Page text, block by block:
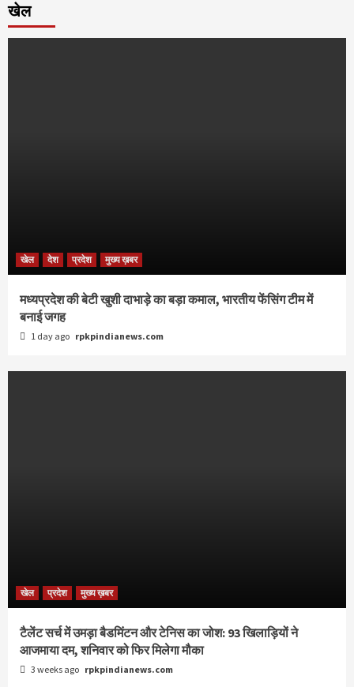
खेल
खेल देश प्रदेश मुख्य ख़बर
मध्यप्रदेश की बेटी खुशी दाभाड़े का बड़ा कमाल, भारतीय फेंसिंग टीम में
बनाई जगह
1 day ago rpkpindianews.com
खेल प्रदेश मुख्य ख़बर
टैलेंट सर्च में उमड़ा बैडमिंटन और टेनिस का जोश: 93 खिलाड़ियों ने
आजमाया दम, शनिवार को फिर मिलेगा मौका
3 weeks ago rpkpindianews.com